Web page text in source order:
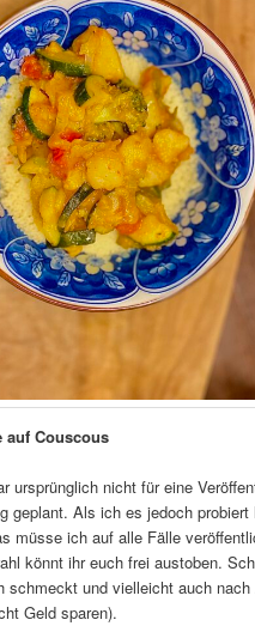
auf Couscous
ursprünglich nicht für eine
geplant. Als ich es jedoch probiert
müsse ich auf alle Fälle
könnt ihr euch frei austoben.
schmeckt und vielleicht auch nach
Geld sparen).